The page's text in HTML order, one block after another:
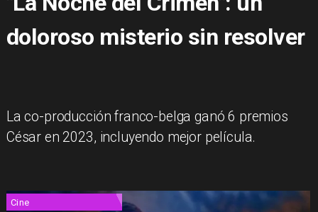
doloroso misterio sin resolver
La co-producción franco-belga ganó 6 premios
César en 2023, incluyendo mejor película.
Cine